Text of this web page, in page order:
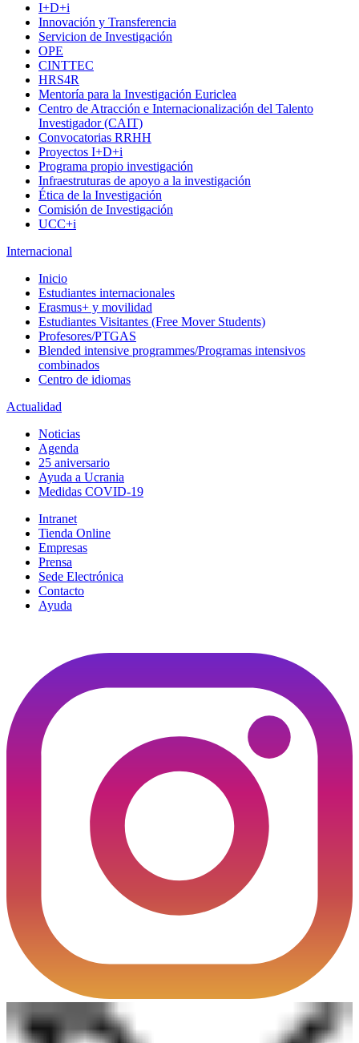
I+D+i
Innovación y Transferencia
Servicion de Investigación
OPE
CINTTEC
HRS4R
Mentoría para la Investigación Euriclea
Centro de Atracción e Internacionalización del Talento
Investigador (CAIT)
Convocatorias RRHH
Proyectos I+D+i
Programa propio investigación
Infraestruturas de apoyo a la investigación
Ética de la Investigación
Comisión de Investigación
UCC+i
Internacional
Inicio
Estudiantes internacionales
Erasmus+ y movilidad
Estudiantes Visitantes (Free Mover Students)
Profesores/PTGAS
Blended intensive programmes/Programas intensivos
combinados
Centro de idiomas
Actualidad
Noticias
Agenda
25 aniversario
Ayuda a Ucrania
Medidas COVID-19
Intranet
Tienda Online
Empresas
Prensa
Sede Electrónica
Contacto
Ayuda